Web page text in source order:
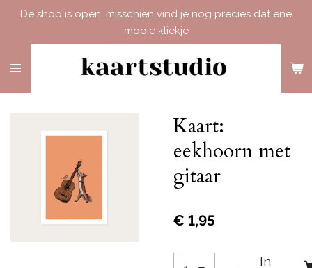
de
De shop is open, misschien vind je nog precies dat ene
mooie kliekje
Kaart:
eekhoorn met
gitaar
€ 1,95
In